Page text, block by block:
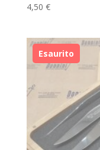
4,50 €